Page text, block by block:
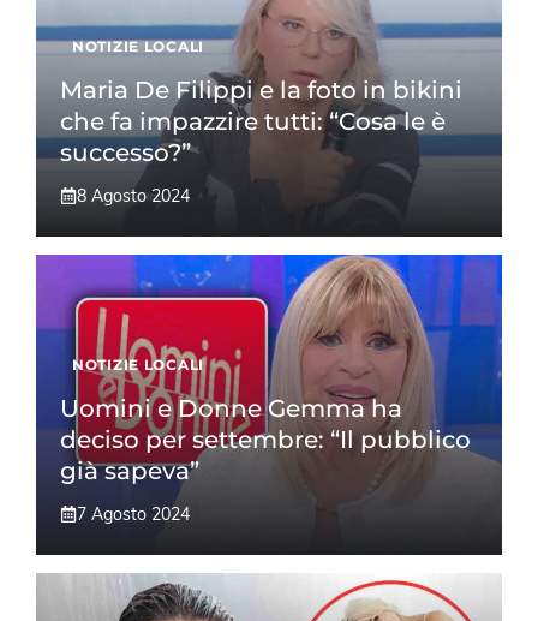
NOTIZIE LOCALI
Maria De Filippi e la foto in bikini
che fa impazzire tutti: “Cosa le è
successo?”
8 Agosto 2024
NOTIZIE LOCALI
Uomini e Donne Gemma ha
deciso per settembre: “Il pubblico
già sapeva”
7 Agosto 2024